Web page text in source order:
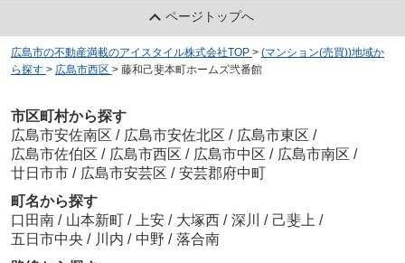
ページトップへ
広島市の不動産満載のアイスタイル株式会社TOP > (マンション(売買))地域か
ら探す > 広島市西区 > 藤和己斐本町ホームズ弐番館
市区町村から探す
広島市安佐南区 / 広島市安佐北区 / 広島市東区 /
広島市佐伯区 / 広島市西区 / 広島市中区 / 広島市南区 /
廿日市市 / 広島市安芸区 / 安芸郡府中町
町名から探す
口田南 / 山本新町 / 上安 / 大塚西 / 深川 / 己斐上 /
五日市中央 / 川内 / 中野 / 落合南